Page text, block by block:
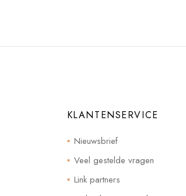
KLANTENSERVICE
Nieuwsbrief
Veel gestelde vragen
Link partners